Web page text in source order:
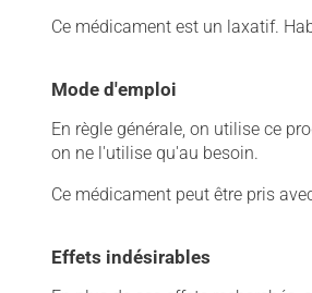
Ce médicament est un laxatif.
Mode d'emploi
En règle générale, on utilise ce
on ne l'utilise qu'au besoin.
Ce médicament peut être pris
Effets indésirables